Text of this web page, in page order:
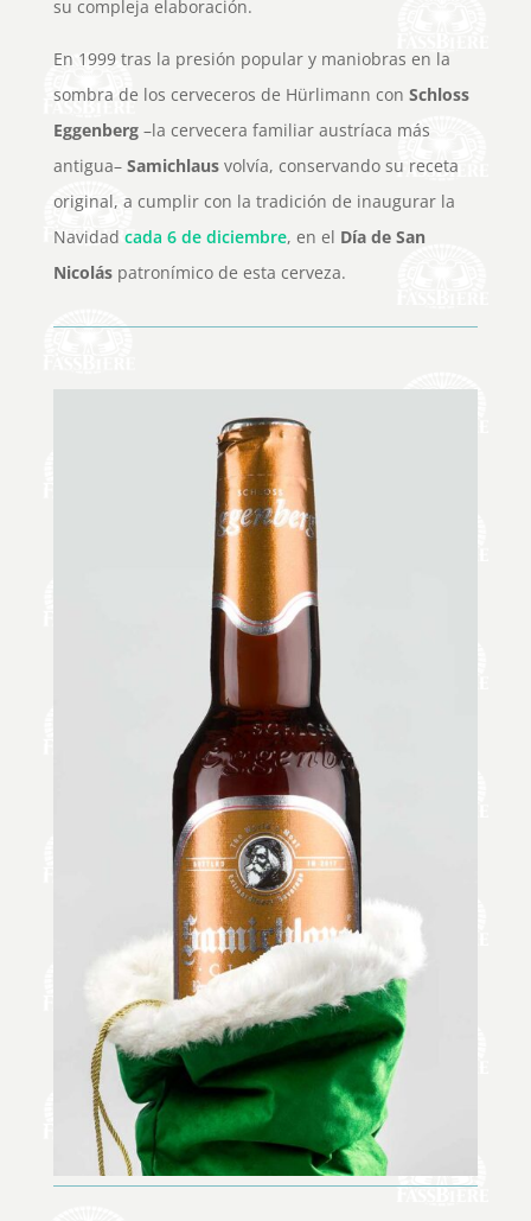
su compleja elaboración.
En 1999 tras la presión popular y maniobras en la
sombra de los cerveceros de Hürlimann con Schloss
Eggenberg–la cervecera familiar austríaca más
antigua– Samichlausvolvía, conservando su receta
original, a cumplir con la tradición de inaugurar la
Navidad cada 6 de diciembre, en el Día de San
Nicoláspatronímico de esta cerveza.